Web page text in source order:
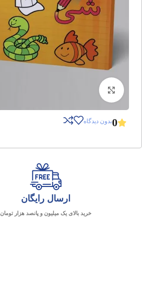
0بدون دیدگاه
ارسال رایگان
خرید بالای یک میلیون و پانصد هزار تومان